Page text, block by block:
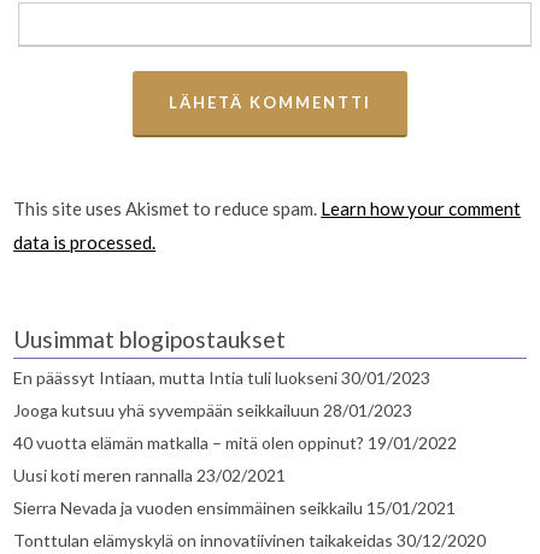
This site uses Akismet to reduce spam. Learn how your comment
data is processed.
Uusimmat blogipostaukset
En päässyt Intiaan, mutta Intia tuli luokseni30/01/2023
Jooga kutsuu yhä syvempään seikkailuun 28/01/2023
40 vuotta elämän matkalla – mitä olen oppinut? 19/01/2022
Uusi koti meren rannalla 23/02/2021
Sierra Nevada ja vuoden ensimmäinen seikkailu 15/01/2021
Tonttulan elämyskylä on innovatiivinen taikakeidas 30/12/2020